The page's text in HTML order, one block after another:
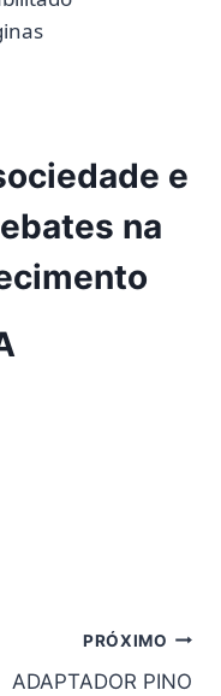
páginas
e
na
PRÓXIMO
ADAPTADOR PINO